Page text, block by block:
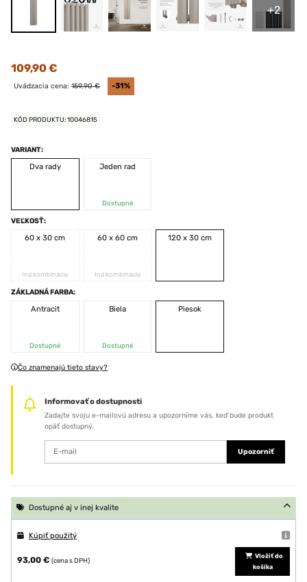
+2
109,90 €
Uvádzacia cena: 159,90 € -31%
KÓD PRODUKTU: 10046815
VARIANT:
Dva rady
Jeden rad
Dostupné
VEĽKOSŤ:
60 x 30 cm
Iná kombinácia
60 x 60 cm
Iná kombinácia
120 x 30 cm
ZÁKLADNÁ FARBA:
Antracit
Dostupné
Biela
Dostupné
Piesok
Čo znamenajú tieto stavy?
Informovať o dostupnosti
Zadajte svoju e-mailovú adresu a upozorníme vás, keď bude produkt
opäť dostupný.
Upozorniť
Dostupné aj v inej kvalite
Kúpiť použitý
93,00 € (cena s DPH)
Vložiť do
košíka